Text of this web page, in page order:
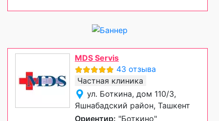
MDS Servis
43 отзыва
Частная клиника
ул. Боткина, дом 110/3,
Яшнабадский район, Ташкент
Ориентир: "Боткино"